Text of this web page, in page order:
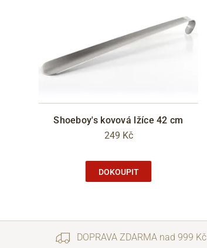
Shoeboy's kovová lžíce 42 cm
249 Kč
DOKOUPIT
DOPRAVA ZDARMA nad 999 Kč